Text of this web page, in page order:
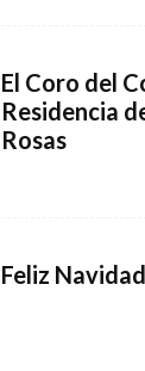
El Coro del
Residencia
Rosas
Feliz Navidad